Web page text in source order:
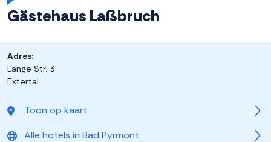
Gästehaus Laßbruch
Toon op kaart
Alle hotels in Bad Pyrmont
Adres:
Lange Str. 3
Extertal